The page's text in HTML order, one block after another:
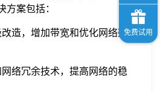
方案包括：
造，增加带宽和优化网络架
络冗余技术，提高网络的稳